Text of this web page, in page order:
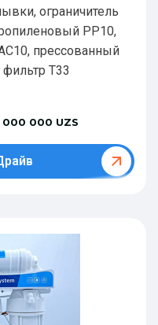
ограничитель
РР10,
прессованный
фильтр T33
000 000 UZS